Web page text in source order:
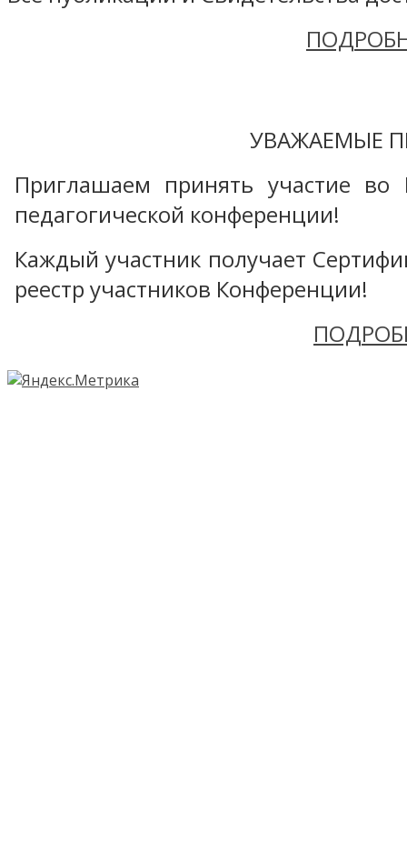
УВАЖАЕМЫЕ
Приглашаем принять участие во
педагогической конференции!
Каждый участник получает
реестр участников Конференции!